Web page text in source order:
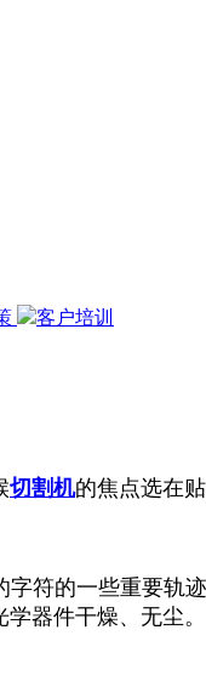
客户培训
切割机的焦点选在
符的一些重要轨
器件干燥、无尘。